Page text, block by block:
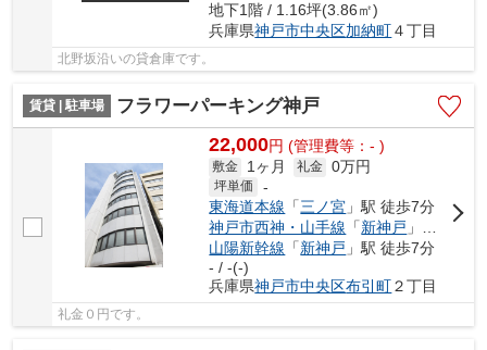
地下1階 / 1.16坪(3.86㎡)
兵庫県神戸市中央区加納町４丁目
北野坂沿いの貸倉庫です。
賃貸 | 駐車場 フラワーパーキング神戸
22,000円 (管理費等：- )
敷金 1ヶ月 礼金 0万円
坪単価
-
東海道本線 「三ノ宮 」駅 徒歩7分
神戸市西神・山手線 「新神戸 」駅 徒歩7分
山陽新幹線 「新神戸 」駅 徒歩7分
- / -(-)
兵庫県神戸市中央区布引町２丁目
礼金０円です。